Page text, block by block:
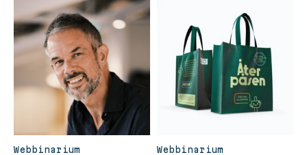
Webbinarium Webbinarium